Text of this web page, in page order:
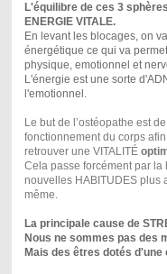
L'équilibre de ces 3
ENERGIE VITALE.
En levant les blocages, on
énergétique ce qui va
physique, emotionnel et
L'énergie est une sorte
l'emotionnel.
Le but de l’ostéopathe est
fonctionnement du corps
retrouver une VITALITÉ
Cela passe forcément par
nouvelles HABITUDES plus
même.
La principale cause de
Nous ne sommes pas des
Mais des êtres dotés d'une